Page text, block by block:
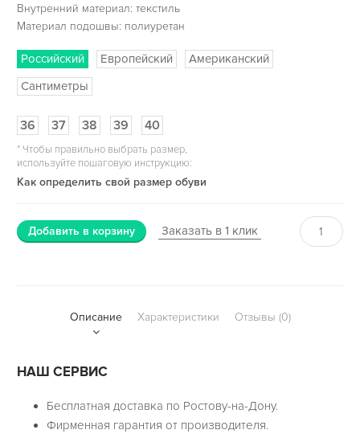
Внутренний материал: текстиль
Материал подошвы: полиуретан
Российский Европейский
Американский
Сантиметры
36 37 38 39 40
*Чтобы правильно выбрать размер,
используйте пошаговую инструкцию:
Как определить свой размер обуви
Добавить в корзину Заказать в 1 клик
Описание Характеристики Отзывы (0)
НАШ СЕРВИС
Бесплатная доставка по Ростову-на-Дону.
Фирменная гарантия от производителя.